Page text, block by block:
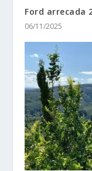
Ford arrecada
06/11/2025